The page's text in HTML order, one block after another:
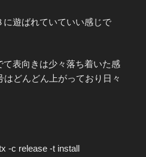
遊ばれていていい感じで
表向きは少々落ち着いた感
はどんどん上がっており日々
-c release -t install